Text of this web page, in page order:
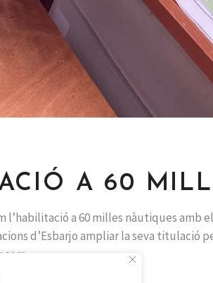
A 60
l’habilitació a 60 milles nàutiques amb
d’Esbarjo ampliar la seva titulació
com